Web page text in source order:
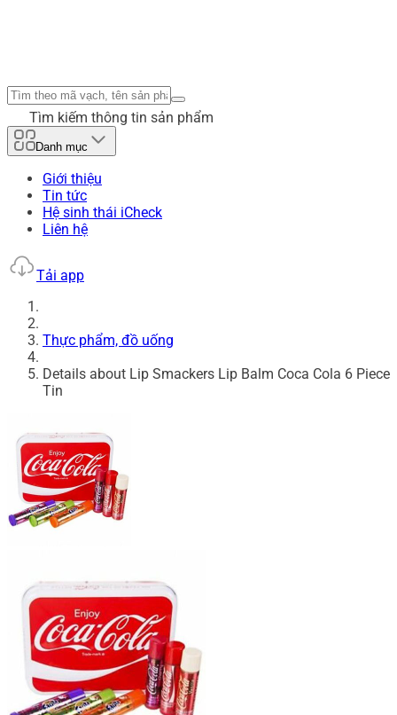
Tìm kiếm thông tin sản phẩm
Danh mục
Giới thiệu
Tin tức
Hệ sinh thái iCheck
Liên hệ
Tải app
Thực phẩm, đồ uống
Details about Lip Smackers Lip Balm Coca Cola 6 Piece
Tin